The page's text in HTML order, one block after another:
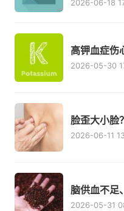
2026-06-18
高钾血症伤
2026-05-30
脸歪大小脸
2026-06-11
脑供血不足
2026-05-31